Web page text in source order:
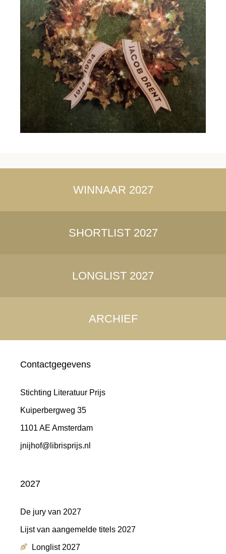
WINNAAR 2027
SHORTLIST 2027
LONGLIST 2027
ARCHIEF
Contactgegevens
Stichting Literatuur Prijs
Kuiperbergweg 35
1101 AE Amsterdam
jnijhof@librisprijs.nl
2027
De jury van 2027
Lijst van aangemelde titels 2027
Longlist 2027